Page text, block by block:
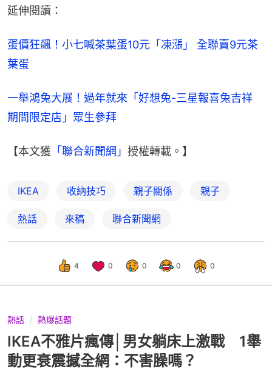
延伸閱讀：
蛋價狂飆！小七喊茶葉蛋10元「凍漲」 全聯賣9元茶
葉蛋
一舉鴻兔大展！過年就來「好想兔-三星報喜兔吉祥
期間限定店」眾生參拜
【本文獲 「聯合新聞網」 授權轉載。】
IKEA 收納技巧 親子關係 親子
熱話 來稿 聯合新聞網
4 0 0 0 0
熱話 熱爆話題
IKEA不雅片瘋傳│男女躺床上激戰 1舉
動更衰震撼全網：不害臊嗎？